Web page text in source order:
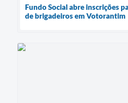
Fundo Social abre inscrições
de brigadeiros em Votorantim